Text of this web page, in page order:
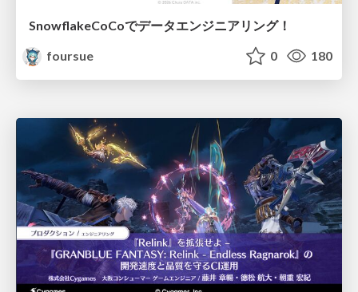
SnowflakeCoCoでデータエンジニアリング！
foursue
0 180